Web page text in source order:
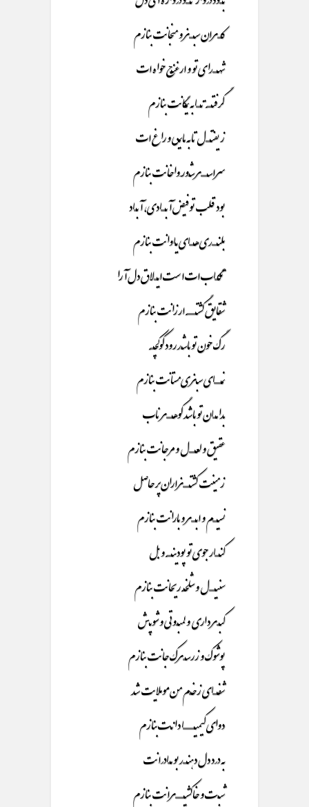
کــــــران سبـــــــز و منجانت بنازم
شهـــــــدای تو و ارغنـــج خواه ات
گرفتـــــــه تـــــــا به یمـگانت بنازم
ز یفتـــــــل تا به مایمـی و راغ ات
سراســــــــــر شــورِ واخانت بنازم
بود قلب تو فیض آبـــــــادی، آبــــاد
بلنــــــــدی هـــــــای یــاوانت بنازم
تگـــــاب ات است ایـــــلاق دل آرا
شقایق گشتـــــــــــــه ارزانت بنازم
رگ خون تو باشــد رود کوکچـــــه
نمـــــــــــای سبـز ی مستانت بنازم
بدامـــــان تو باشد گوهـــــــــر ناب
عقیق و لعـــــــــل و مرجانت بنازم
زمینت کشتــــــــــزاران پر حاصل
نسیـــــــم و ابـــــــر و بارانت بنازم
کنـــــــار جوی تو پودینـــــــه و بل
سنیـــــــــل و شلخــه ریحانت بنازم
کبــــر داری و لمبـــوتی و شوپـش
پوشوک و زرســــرک جانت بنازم
شفـــــــای زخـــم من موملایت شد
دوای کیمیـــــــــــــــــا دانـت بنازم
به درد دل دهنــــــد بو مــــادرانت
شبــت و خاکشیـــــــــــــرانت بنازم